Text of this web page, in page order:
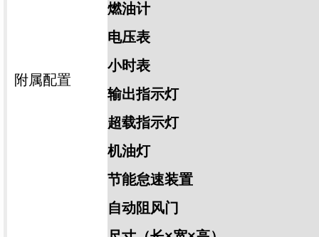
附属配置
燃油计
电压表
小时表
输出指示灯
超载指示灯
机油灯
节能怠速装置
自动阻风门